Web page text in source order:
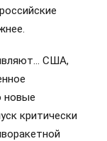
США,
новые
критически